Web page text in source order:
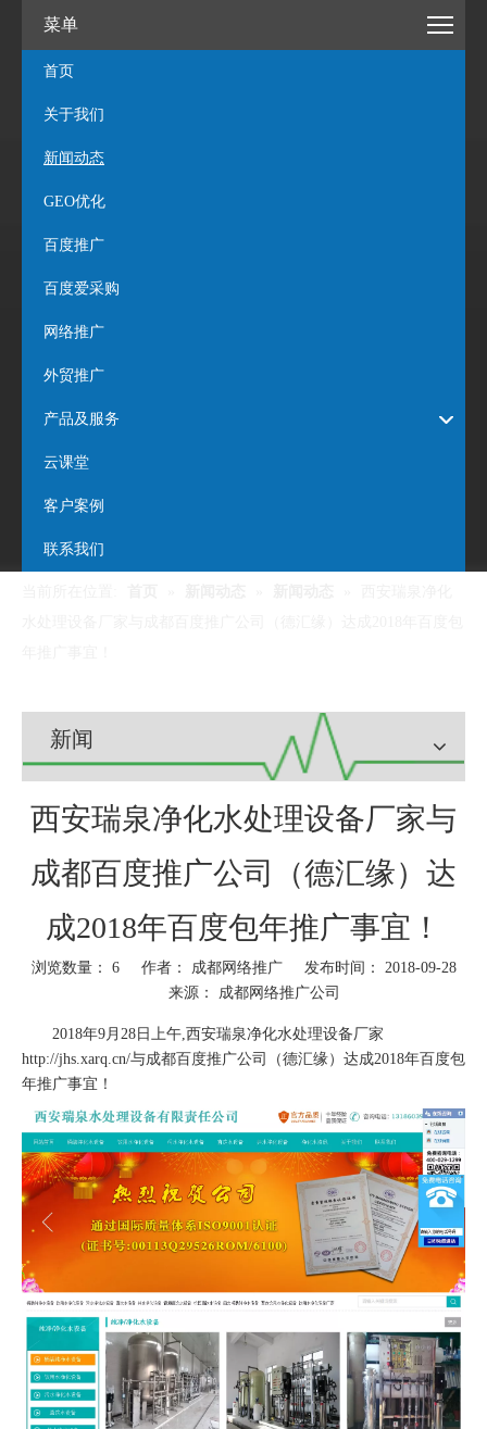
菜单
首页
关于我们
新闻动态
GEO优化
百度推广
百度爱采购
网络推广
外贸推广
产品及服务
云课堂
客户案例
联系我们
新闻
西安瑞泉净化水处理设备厂家与
成都百度推广公司（德汇缘）达
成2018年百度包年推广事宜！
浏览数量： 6作者： 成都网络推广 发布时间： 2018-09-28
来源： 成都网络推广公司
["wechat","weibo","qzone","douban","email"]
2018年9月28日上午,西安瑞泉净化水处理设备厂家
http://jhs.xarq.cn/与成都百度推广公司（德汇缘）达成2018年百度包
年推广事宜！